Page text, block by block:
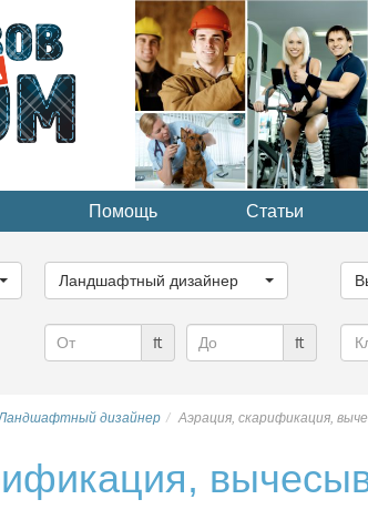
Помощь Статьи
категорию...
Ландшафтный дизайнер
₶ ₶
дизайнер Аэрация, скарификация,